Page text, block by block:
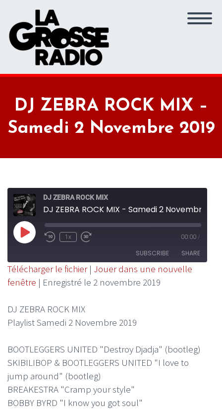
DJ ZEBRA ROCK MIX –
Samedi 2 Novembre 2019
DJ ZEBRA ROCK MIX
Play
EpisodeRewind
Seconds
1x
Fast
30
seconds
00:00 /
SUBSCRIBE SHARE
RSS FEED
SHARE
EMBED
Télécharger le fichier| Jouer dans une nouvelle
fenêtre | Enregistré le 2 novembre 2019
DJ ZEBRA ROCK MIX
Playlist Samedi 2 Novembre 2019
BOOTLEGGERS UNITED "Destroy Djadja" (bootleg)
SKIBILIBOP & BOOTLEGGERS UNITED "I love to
jump around" (bootleg)
BREAKESTRA "Cramp your style"
BOBBY BYRD "I know you got soul"